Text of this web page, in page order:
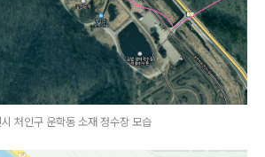
처인구 운학동 소재 정수장 모습